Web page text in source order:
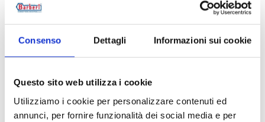
Consenso Dettagli Informazioni sui cookie
Questo sito web utilizza i cookie
Utilizziamo i cookie per personalizzare contenuti ed
annunci, per fornire funzionalità dei social media e per
10
B5GK15BM0 1 10
Descripción